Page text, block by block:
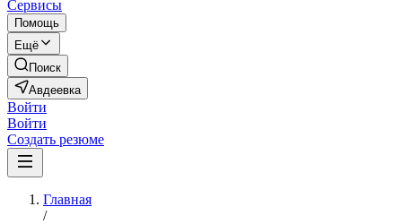
Сервисы
Помощь
Ещё
Поиск
Авдеевка
Войти
Войти
Создать резюме
Главная
/